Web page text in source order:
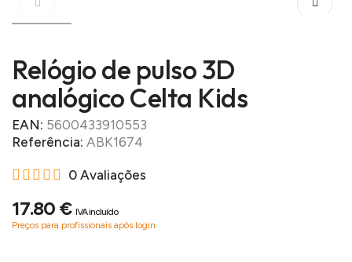
Relógio de pulso 3D
analógico Celta Kids
EAN: 5600433910553
Referência: ABK1674
0 Avaliações
17.80 € IVA incluído
Preços para profissionais após login